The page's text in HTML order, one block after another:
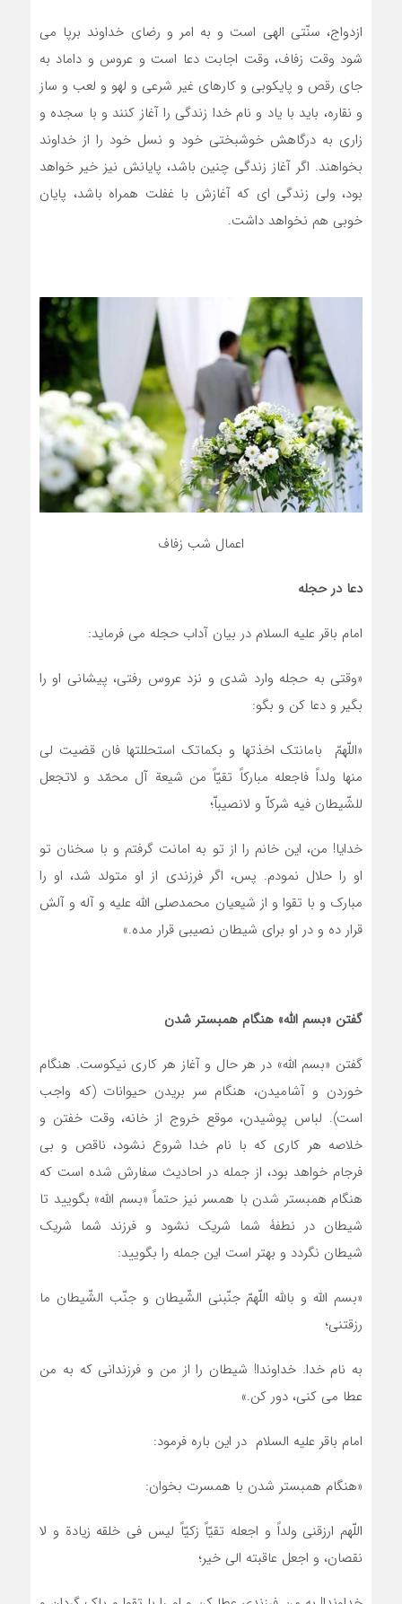
ازدواج، سنّتی الهی است و به امر و رضای خداوند برپا می
شود وقت زفاف، وقت اجابت دعا است و عروس و داماد به
جای رقص و پایکوبی و کارهای غیر شرعی و لهو و لعب و ساز
و نقاره، باید با یاد و نام خدا زندگی را آغاز کنند و با سجده و
زاری به درگاهش خوشبختی خود و نسل خود را از خداوند
بخواهند. اگر آغاز زندگی چنین باشد، پایانش نیز خیر خواهد
بود، ولی زندگی ای که آغازش با غفلت همراه باشد، پایان
خوبی هم نخواهد داشت.
اعمال شب زفاف
دعا در حجله
امام باقر علیه السلام در بیان آداب حجله می فرماید:
«وقتی به حجله وارد شدی و نزد عروس رفتی، پیشانی او را
بگیر و دعا کن و بگو:
«اللّهمّ بامانتک اخذتها و بکماتک استحللتها فان قضیت لی
منها ولداً فاجعله مبارکاً تقیّاً من شیعة آل محمّد و لاتجعل
للشّیطان فیه شرکاّ و لانصیباّ؛
خدایا! من، این خانم را از تو به امانت گرفتم و با سخنان تو
او را حلال نمودم. پس، اگر فرزندی از او متولد شد، او را
مبارک و با تقوا و از شیعیان محمدصلی الله علیه و آله و آلش
قرار ده و در او برای شیطان نصیبی قرار مده.»
گفتن «بسم الله» هنگام همبستر شدن
گفتن «بسم الله» در هر حال و آغاز هر کاری نیکوست. هنگام
خوردن و آشامیدن، هنگام سر بریدن حیوانات (که واجب
است). لباس پوشیدن، موقع خروج از خانه، وقت خفتن و
خلاصه هر کاری که با نام خدا شروع نشود، ناقص و بی
فرجام خواهد بود، از جمله در احادیث سفارش شده است که
هنگام همبستر شدن با همسر نیز حتماً «بسم الله» بگویید تا
شیطان در نطفۀ شما شریک نشود و فرزند شما شریک
شیطان نگردد و بهتر است این جمله را بگویید:
«بسم الله و بالله اللّهمّ جنّبنی الشّیطان و جنّب الشّیطان ما
رزقتنی؛
به نام خدا. خداوندا! شیطان را از من و فرزندانی که به من
عطا می کنی، دور کن.»
امام باقر علیه السلام در این باره فرمود:
«هنگام همبستر شدن با همسرت بخوان:
اللّهم ارزقنی ولداً و اجعله تقیّاً زکیّاً لیس فی خلقه زیادة و لا
نقصان، و اجعل عاقبته الی خیر؛